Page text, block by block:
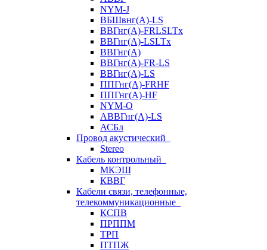
NYM-J
ВБШвнг(А)-LS
ВВГнг(A)-FRLSLTx
ВВГнг(A)-LSLTx
ВВГнг(А)
ВВГнг(А)-FR-LS
ВВГнг(А)-LS
ППГнг(А)-FRHF
ППГнг(А)-HF
NYM-O
АВВГнг(А)-LS
АСБл
Провод акустический
Stereo
Кабель контрольный
МКЭШ
КВВГ
Кабели связи, телефонные,
телекоммуникационные
КСПВ
ПРППМ
ТРП
ПТПЖ